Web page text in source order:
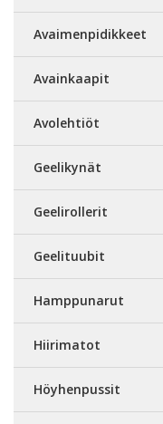
Avaimenpidikkeet
Avainkaapit
Avolehtiöt
Geelikynät
Geelirollerit
Geelituubit
Hamppunarut
Hiirimatot
Höyhenpussit